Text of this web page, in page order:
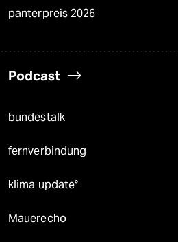
panterpreis 2026
Podcast
bundestalk
fernverbindung
klima update°
Mauerecho